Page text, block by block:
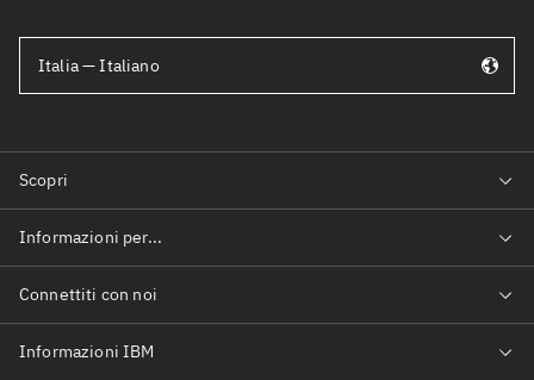
Italia — Italiano